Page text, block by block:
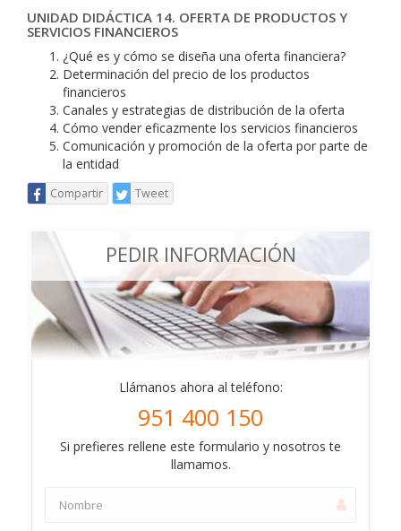
UNIDAD DIDÁCTICA 14. OFERTA DE PRODUCTOS Y
SERVICIOS FINANCIEROS
¿Qué es y cómo se diseña una oferta financiera?
Determinación del precio de los productos
financieros
Canales y estrategias de distribución de la oferta
Cómo vender eficazmente los servicios financieros
Comunicación y promoción de la oferta por parte de
la entidad
Compartir Tweet
PEDIR INFORMACIÓN
Llámanos ahora al teléfono:
951 400 150
Si prefieres rellene este formulario y nosotros te
llamamos.